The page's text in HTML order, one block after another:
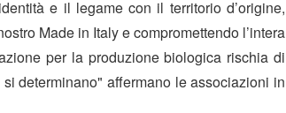
e il legame con il territorio d’origine,
Made in Italy e compromettendo l’intera
per la produzione biologica rischia di
determinano" affermano le associazioni in